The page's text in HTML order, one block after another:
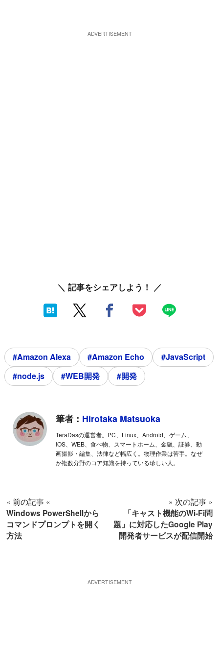
＼ 記事をシェアしよう！ ／
#Amazon Alexa #Amazon Echo
#JavaScript
#node.js
#WEB開発 #開発
筆者： Hirotaka Matsuoka
TeraDasの運営者。PC、Linux、Android、ゲーム、
iOS、WEB、食べ物、スマートホーム、金融、証券、動
画撮影・編集、法律など幅広く。物理作業は苦手。なぜ
か複数分野のコア知識を持っている珍しい人。
« 前の記事 «
Windows PowerShellから
コマンドプロンプトを開く
方法
» 次の記事 »
「キャスト機能のWi-Fi問
題」に対応したGoogle Play
開発者サービスが配信開始